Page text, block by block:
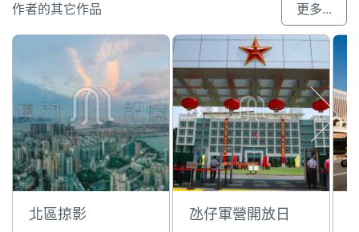
作者的其它作品 更多...
北區掠影 氹仔軍營開放日